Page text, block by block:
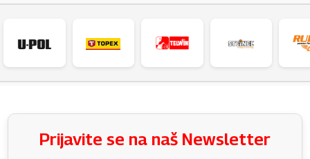
Prijavite se na naš Newsletter